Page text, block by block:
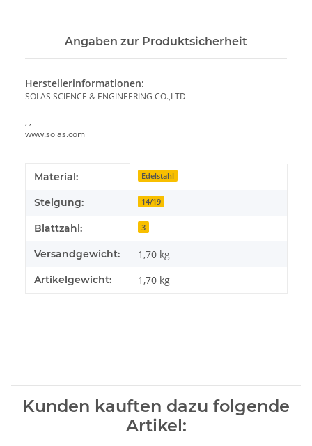
Angaben zur Produktsicherheit
Herstellerinformationen:
SOLAS SCIENCE & ENGINEERING CO.,LTD
, ,
www.solas.com
Produkteigenschaft
Wert
Material: Edelstahl
Steigung: 14/19
Blattzahl: 3
Versandgewicht: 1,70 kg
Artikelgewicht: 1,70 kg
Kunden kauften dazu folgende
Artikel: